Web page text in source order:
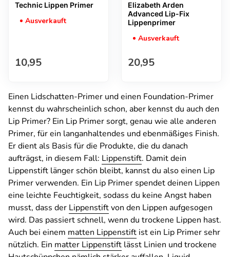
Technic Lippen Primer
Ausverkauft
Regulärer Preis
10,95
Elizabeth Arden
Advanced Lip-Fix
Lippenprimer
Ausverkauft
Regulärer Preis
20,95
Einen Lidschatten-Primer und einen Foundation-Primer
kennst du wahrscheinlich schon, aber kennst du auch den
Lip Primer? Ein Lip Primer sorgt, genau wie alle anderen
Primer, für ein langanhaltendes und ebenmäßiges Finish.
Er dient als Basis für die Produkte, die du danach
aufträgst, in diesem Fall: Lippenstift. Damit dein
Lippenstift länger schön bleibt, kannst du also einen Lip
Primer verwenden. Ein Lip Primer spendet deinen Lippen
eine leichte Feuchtigkeit, sodass du keine Angst haben
musst, dass der Lippenstiftvon den Lippen aufgesogen
wird. Das passiert schnell, wenn du trockene Lippen hast.
Auch bei einem matten Lippenstift ist ein Lip Primer sehr
nützlich. Ein matter Lippenstift lässt Linien und trockene